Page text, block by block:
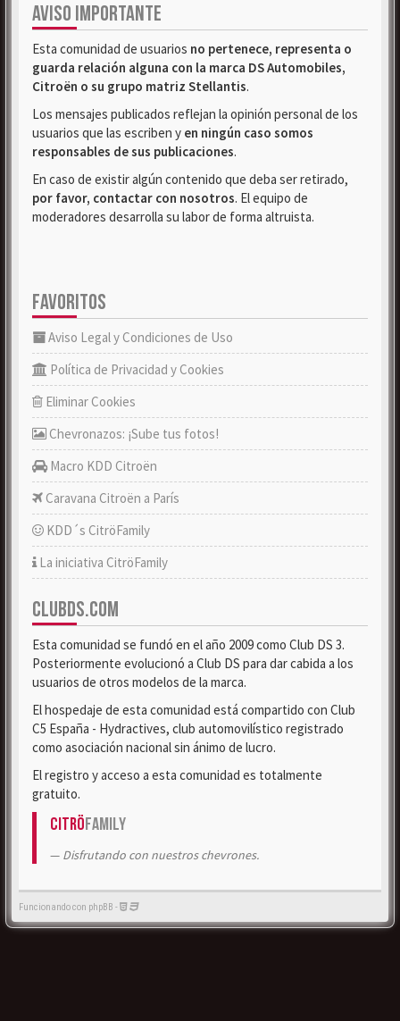
AVISO IMPORTANTE
Esta comunidad de usuarios no pertenece, representa o
guarda relación alguna con la marca DS Automobiles,
Citroën o su grupo matriz Stellantis.
Los mensajes publicados reflejan la opinión personal de los
usuarios que las escriben y en ningún caso somos
responsables de sus publicaciones.
En caso de existir algún contenido que deba ser retirado,
por favor, contactar con nosotros. El equipo de
moderadores desarrolla su labor de forma altruista.
FAVORITOS
Aviso Legal y Condiciones de Uso
Política de Privacidad y Cookies
Eliminar Cookies
Chevronazos: ¡Sube tus fotos!
Macro KDD Citroën
Caravana Citroën a París
KDD´s CitröFamily
La iniciativa CitröFamily
CLUBDS.COM
Esta comunidad se fundó en el año 2009 como Club DS 3.
Posteriormente evolucionó a Club DS para dar cabida a los
usuarios de otros modelos de la marca.
El hospedaje de esta comunidad está compartido con Club
C5 España - Hydractives, club automovilístico registrado
como asociación nacional sin ánimo de lucro.
El registro y acceso a esta comunidad es totalmente
gratuito.
CitröFamily
Disfrutando con nuestros chevrones.
Funcionando con phpBB -